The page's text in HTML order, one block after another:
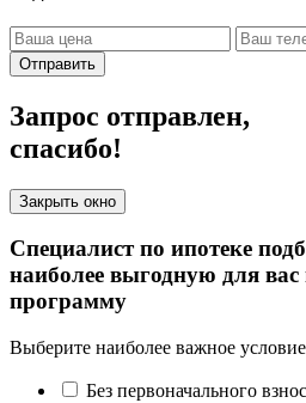
Отправить
Запрос отправлен,
спасибо!
Закрыть окно
Специалист по ипотеке
наиболее выгодную для
программу
Выберите наиболее важное условие
Без первоначального